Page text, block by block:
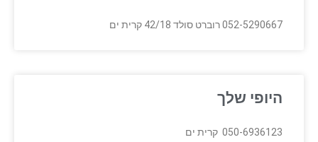
052-5290667 רוברט סולד 42/18 קרית ים
היופי שלך
050-6936123 קרית ים